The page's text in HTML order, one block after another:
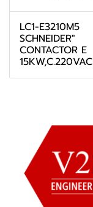
LC1-E3210M5
SCHNEIDER"
CONTACTOR E
15KW,C.220VAC